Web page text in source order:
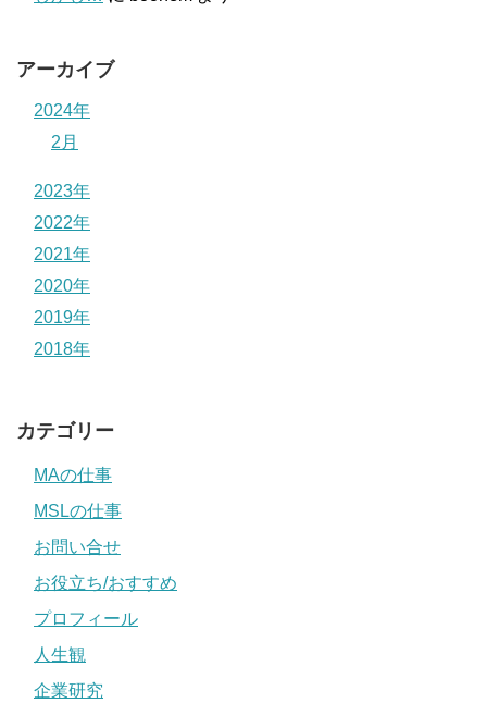
アーカイブ
2024年
2月
2023年
2022年
2021年
2020年
2019年
2018年
カテゴリー
MAの仕事
MSLの仕事
お問い合せ
お役立ち/おすすめ
プロフィール
人生観
企業研究